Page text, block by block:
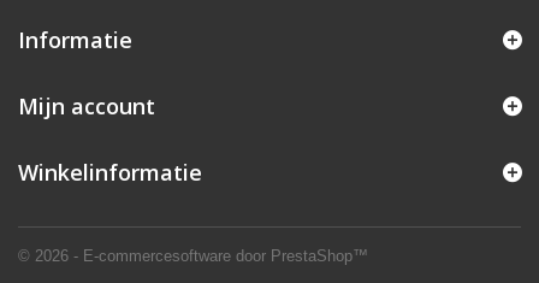
Informatie
© 2026 - E-commercesoftware door PrestaShop™
Mijn account
Winkelinformatie